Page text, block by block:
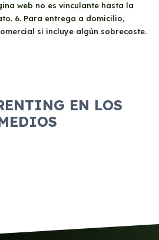
web no es vinculante hasta la
6. Para entrega a domicilio,
si incluye algún sobrecoste.
EN LOS